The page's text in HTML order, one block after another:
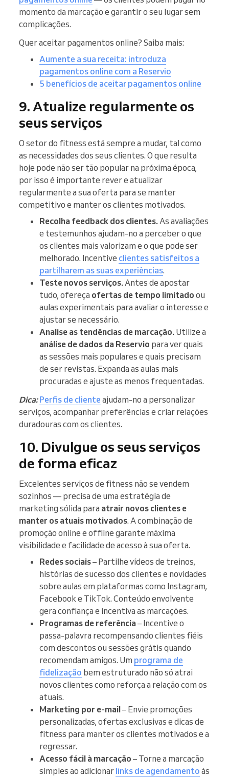
momento da marcação e garantir o seu lugar sem
complicações.
Quer aceitar pagamentos online? Saiba mais:
Aumente a sua receita: introduza
pagamentos online com a Reservio
5 benefícios de aceitar pagamentos online
9. Atualize regularmente os
seus serviços
O setor do fitness está sempre a mudar, tal como
as necessidades dos seus clientes. O que resulta
hoje pode não ser tão popular na próxima época,
por isso é importante rever e atualizar
regularmente a sua oferta para se manter
competitivo e manter os clientes motivados.
Recolha feedback dos clientes.As avaliações
e testemunhos ajudam-no a perceber o que
os clientes mais valorizam e o que pode ser
melhorado. Incentive clientes satisfeitos a
partilharem as suas experiências.
Teste novos serviços.Antes de apostar
tudo, ofereça ofertas de tempo limitado ou
aulas experimentais para avaliar o interesse e
ajustar se necessário.
Analise as tendências de marcação. Utilize a
análise de dados da Reservio para ver quais
as sessões mais populares e quais precisam
de ser revistas. Expanda as aulas mais
procuradas e ajuste as menos frequentadas.
Dica: Perfis de cliente ajudam-no a personalizar
serviços, acompanhar preferências e criar relações
duradouras com os clientes.
10. Divulgue os seus serviços
de forma eficaz
Excelentes serviços de fitness não se vendem
sozinhos — precisa de uma estratégia de
marketing sólida para atrair novos clientes e
manter os atuais motivados. A combinação de
promoção online e offline garante máxima
visibilidade e facilidade de acesso à sua oferta.
Redes sociais– Partilhe vídeos de treinos,
histórias de sucesso dos clientes e novidades
sobre aulas em plataformas como Instagram,
Facebook e TikTok. Conteúdo envolvente
gera confiança e incentiva as marcações.
Programas de referência– Incentive o
passa-palavra recompensando clientes fiéis
com descontos ou sessões grátis quando
recomendam amigos. Um programa de
fidelização bem estruturado não só atrai
novos clientes como reforça a relação com os
atuais.
Marketing por e-mail– Envie promoções
personalizadas, ofertas exclusivas e dicas de
fitness para manter os clientes motivados e a
regressar.
Acesso fácil à marcação – Torne a marcação
simples ao adicionar links de agendamento às